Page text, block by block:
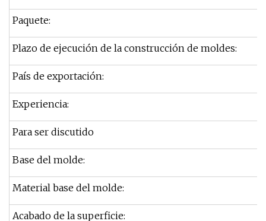
Paquete:
Plazo de ejecución de la construcción de moldes:
País de exportación:
Experiencia:
Para ser discutido
Base del molde:
Material base del molde:
Acabado de la superficie: